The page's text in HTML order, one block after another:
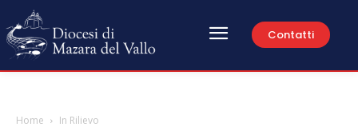
Contatti
Home In Rilievo